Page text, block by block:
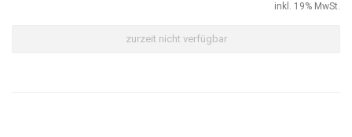
inkl. 19% MwSt.
zurzeit nicht verfügbar